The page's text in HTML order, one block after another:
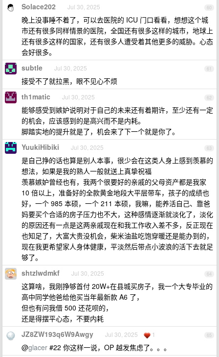
60
Solace202 Jul 30, 2025
晚上没事睡不着了，可以去医院的 ICU 门口看看，想想这个城
市还有很多同样情景的医院，全国还有很多这样的城市，地球上
还有很多这样的国家，还有很多人遭受着其他更多的威胁。心态
会好很多。
61
subtle Jul 30, 2025
接受不了就拉黑，眼不见心不烦
62
th1matic Jul 30, 2025
能够感受到嫉妒说明对于自己的未来还有着期许，至少还有一定
的机会，应该感到的是高兴而不是内耗。
脚踏实地的提升就是了，机会来了下一个就是你了。
63
YuukiHibiki Jul 30, 2025
是自己挣的话也算是别人本事，很少会在这类人身上感到羡慕的
想法，如果是我的熟人一般就送上真挚祝福
羡慕嫉妒曾经也有，我两个很要好的亲戚的父母资产都是我家
10 倍以上，准备好的全款黄金地段大平层带车，孩子的成绩也
好，一个 985 本硕，一个 211 本硕，我嘛，能养活自己、靠爸
妈要买个合适的房子压力也不大，这种感情逐渐就淡化了，淡化
的原因还有一点是这两亲戚现在和我工作收入差不多，反正现在
也知足了，大富大贵没机会，柴米油盐吃饱穿暖还是能办到的，
现在我更希望家人身体健康，平淡然后带点小波浪的活下去就足
够了。
64
shtzlwdmkf Jul 30, 2025
这算啥，我刚挣够首付 20W+在县城买房子，我一个大专毕业的
高中同学他爸给他买当年最新款 A6 了，
但也有问我借 500 还花呗的，
还是得摆平心态，不要内耗
65
JZ8ZW193q6W9Awgy Jul 30, 2025 1
@glacer #22 你这样一说，OP 越发焦虑了。。。